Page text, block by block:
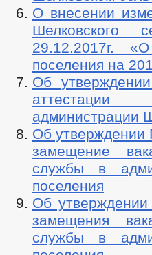
О внесении
29.12.2017г.
поселения на
Об
аттестации
администрации
Об утверждении
замещение
службы в
поселения
Об
замещения
службы в